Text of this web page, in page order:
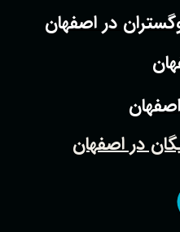
در اصفهان
در اصفهان